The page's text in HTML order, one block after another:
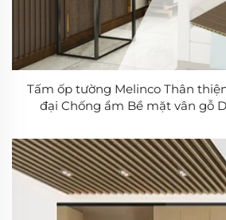
Tấm ốp tường Melinco Thân
đại Chống ẩm Bề mặt vân gỗ